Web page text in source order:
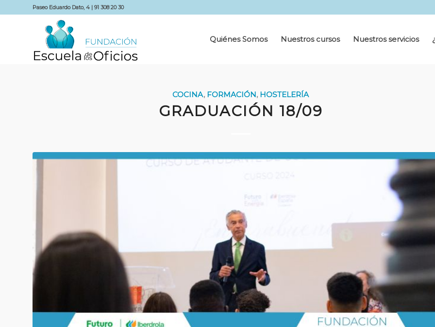
Paseo Eduardo Dato, 4 | 91 308 20 30
Quiénes Somos Nuestros cursos Nuestros servicios
COCINA, FORMACIÓN, HOSTELERÍA
GRADUACIÓN 18/09